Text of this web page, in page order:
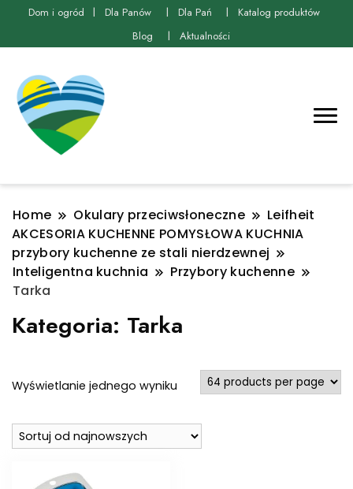
Dom i ogród Dla Panów Dla Pań
Katalog produktów
Blog
Aktualności
Home Okulary przeciwsłoneczne
Leifheit
AKCESORIA KUCHENNE POMYSŁOWA KUCHNIA
przybory kuchenne ze stali nierdzewnej
Inteligentna kuchnia
Przybory kuchenne
Tarka
Kategoria: Tarka
Wyświetlanie jednego wyniku